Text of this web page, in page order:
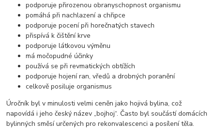
podporuje přirozenou obranyschopnost organismu
pomáhá při nachlazení a chřipce
podporuje pocení při horečnatých stavech
přispívá k čištění krve
podporuje látkovou výměnu
má močopudné účinky
používá se při revmatických obtížích
podporuje hojení ran, vředů a drobných poranění
celkově posiluje organismus
Úročník byl v minulosti velmi ceněn jako hojivá bylina, což
napovídá i jeho český název „bojhoj“. Často byl součástí domácích
bylinných směsí určených pro rekonvalescenci a posílení těla.